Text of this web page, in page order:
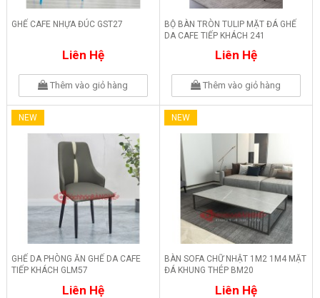
GHẾ CAFE NHỰA ĐÚC GST27
Liên Hệ
Thêm vào giỏ hàng
BỘ BÀN TRÒN TULIP MẶT ĐÁ GHẾ
DA CAFE TIẾP KHÁCH 241
Liên Hệ
Thêm vào giỏ hàng
NEW
GHẾ DA PHÒNG ĂN GHẾ DA CAFE
TIẾP KHÁCH GLM57
Liên Hệ
NEW
BÀN SOFA CHỮ NHẬT 1M2 1M4 MẶT
ĐÁ KHUNG THÉP BM20
Liên Hệ